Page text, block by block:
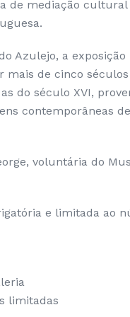
de mediação cultural
Azulejo, a
mais de cinco
do século XVI,
contemporâneas
voluntária do
e limitada ao
limitadas